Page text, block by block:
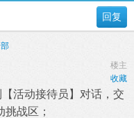
回复
楼主
收藏
活动接待员】对话，交
战区；